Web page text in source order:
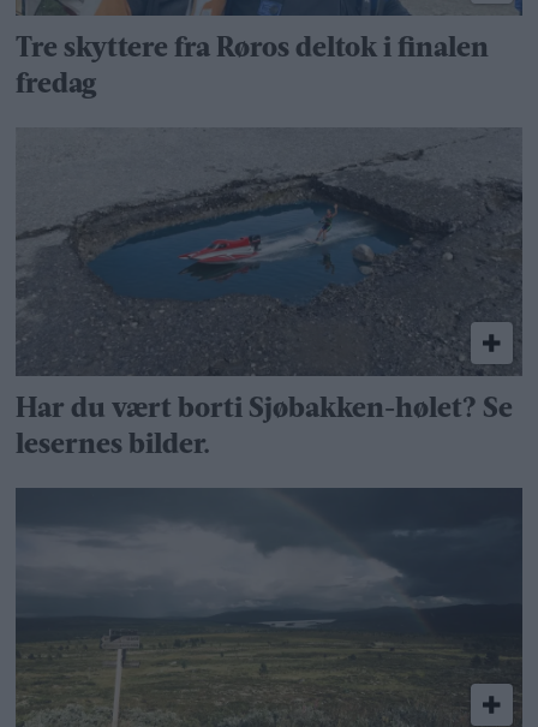
Tre skyttere fra Røros deltok i finalen
fredag
Har du vært borti Sjøbakken-hølet? Se
lesernes bilder.